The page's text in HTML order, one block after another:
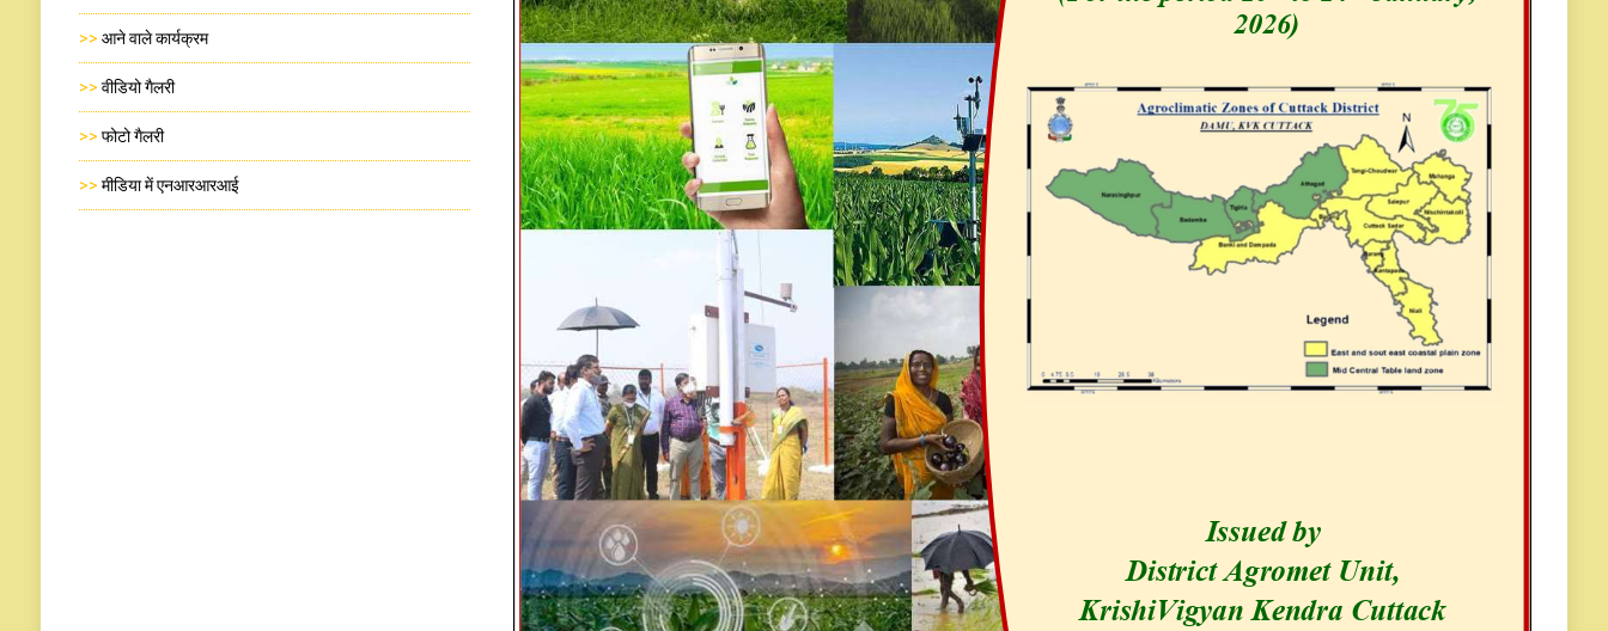
>> आने वाले कार्यक्रम
>> वीडियो गैलरी
>> फोटो गैलरी
>> मीडिया में एनआरआरआई